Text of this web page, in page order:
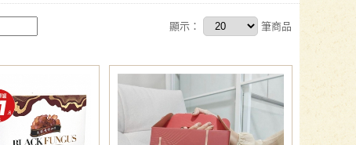
顯示： 筆商品